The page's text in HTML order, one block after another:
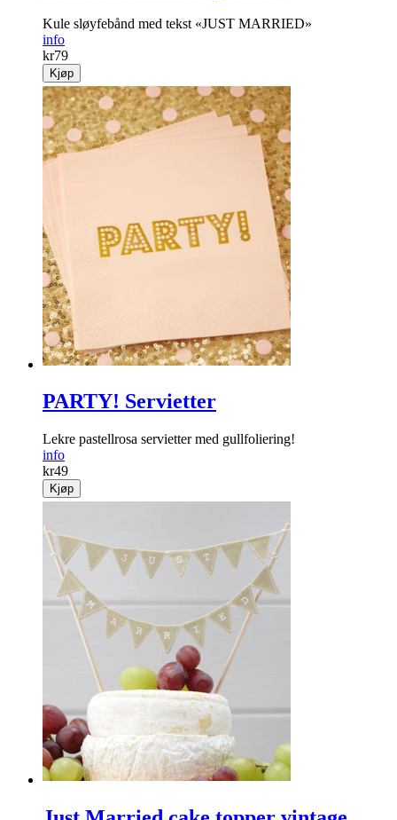
Kule sløyfebånd med tekst «JUST MARRIED»
info
kr79
Kjøp
PARTY! Servietter
Lekre pastellrosa servietter med gullfoliering!
info
kr49
Kjøp